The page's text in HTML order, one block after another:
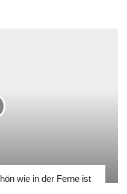
wie in der Ferne ist